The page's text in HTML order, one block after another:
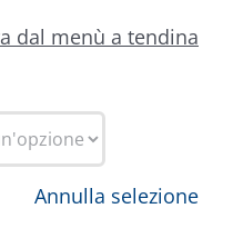
dal menù a tendina
Annulla selezione